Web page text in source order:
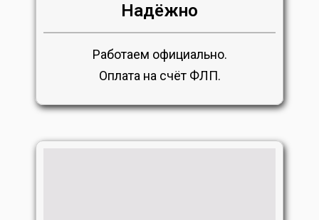
Надёжно
Работаем официально.
Оплата на счёт ФЛП.